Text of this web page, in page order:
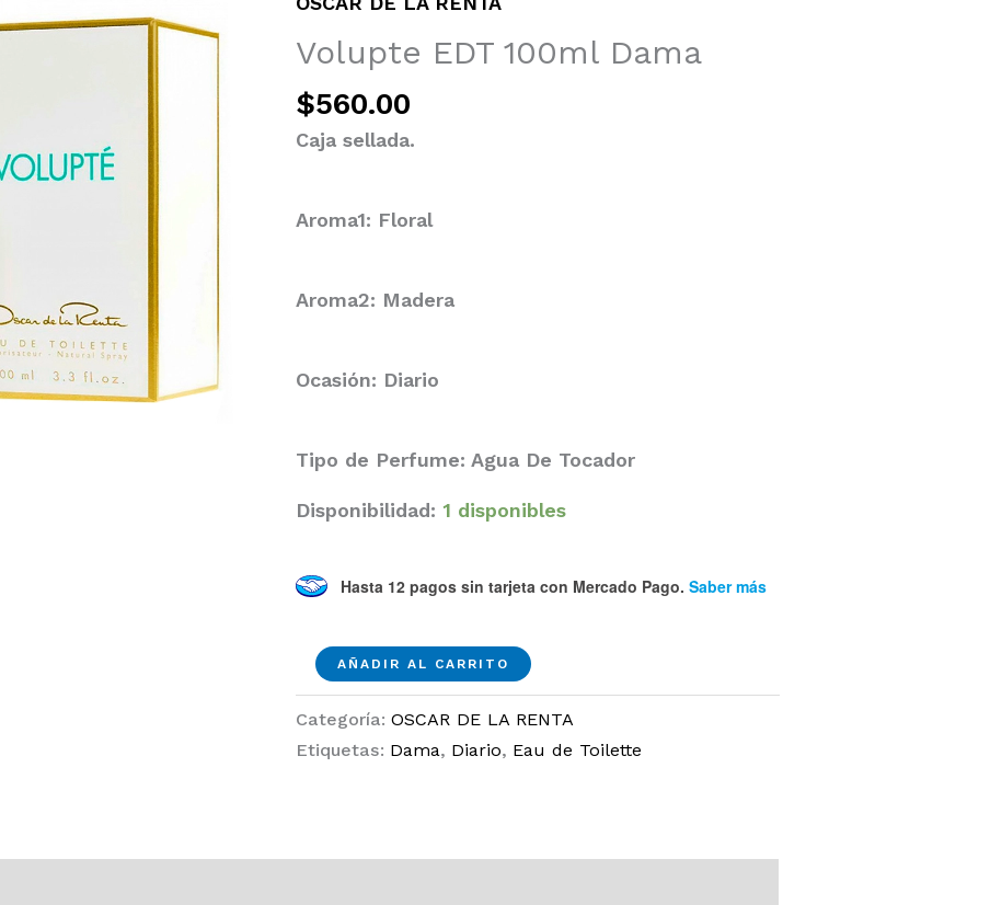
Volupte EDT 100ml Dama
$560.00
Caja sellada.
Aroma1: Floral
Aroma2: Madera
Ocasión: Diario
Tipo de Perfume: Agua De Tocador
Disponibilidad: 1 disponibles
Hasta 12 pagos sin tarjeta con Mercado Pago. Saber más
Volupte
EDT
100ml
Dama
AÑADIR AL CARRITO
Categoría:OSCAR DE LA RENTA
Etiquetas: Dama, Diario, Eau de Toilette